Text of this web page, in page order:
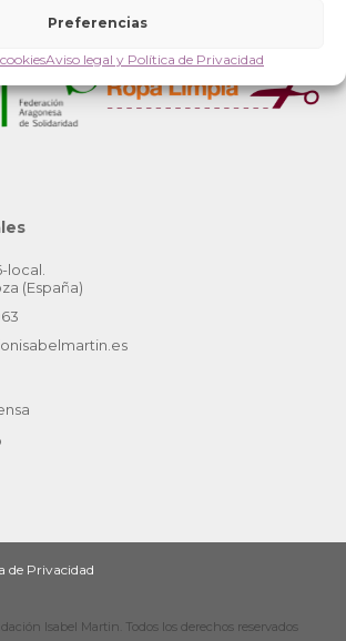
Preferencias
Aviso legal y Política de Privacidad
local.
(España)
de Privacidad
Isabel Martin. Todos los derechos reservados